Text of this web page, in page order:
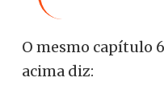
O mesmo capítulo
acima diz: